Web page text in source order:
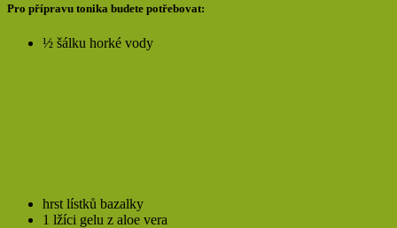
Pro přípravu tonika budete potřebovat:
½ šálku horké vody
hrst lístků bazalky
1 lžíci gelu z aloe vera